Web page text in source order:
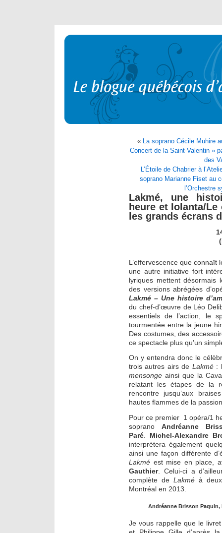
« La soprano Cécile Muhire
Concert de la Saint-Valentin »
des
L’Étoile de Chabrier à
soprano Marianne Fiset au
l’Orchestre
Lakmé, une
heure et Iolanta/
les grands écrans
L’effervescence que
une autre initiative fort
lyriques mettent désormais
des versions abrégées
Lakmé – Une histoire
du chef-d’œuvre de Léo
essentiels de l’action, le
tourmentée entre la jeune
Des costumes, des
ce spectacle plus qu’un
On y entendra donc le
trois autres airs de Lakmé:
mensonge ainsi que la
relatant les étapes de la
rencontre jusqu’aux
hautes flammes de la
Pour ce premier 1 opéra/1
soprano Andréanne
Paré
Michel-Alexandre
interprétera également
ainsi une façon différente
Lakmé est mise en place,
Gauthier. Celui-ci a
complète de Lakméà deux
Montréal en 2013.
Andréanne Brisson
Je vous rappelle que le